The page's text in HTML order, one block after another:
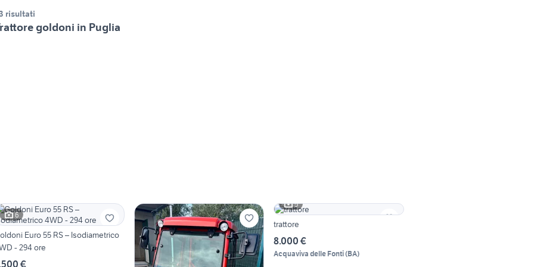
risultati
goldoni in Puglia
6
Euro 55 RS – Isodiametrico
- 294 ore
€
5
trattore
8.000 €
Acquaviva delle Fonti(BA)